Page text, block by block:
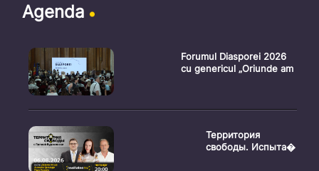
Agenda
Forumul Diasporei 2026
cu genericul „Oriunde am
Территория
свободы. Испыта�